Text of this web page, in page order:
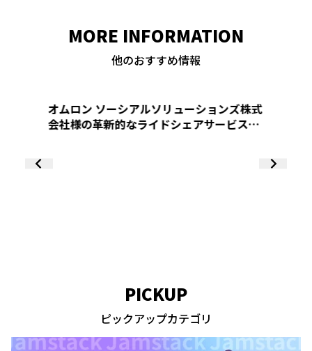
MORE INFORMATION
他のおすすめ情報
PICKUP
ピックアップカテゴリ